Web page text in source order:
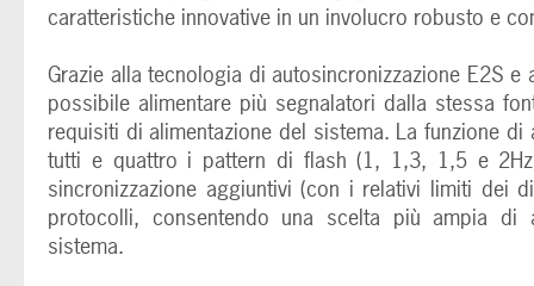
caratteristiche innovative in un involucro robusto e
Grazie alla tecnologia di autosincronizzazione E2S
possibile alimentare più segnalatori dalla stessa
requisiti di alimentazione del sistema. La funzione
tutti e quattro i pattern di flash (1, 1,3, 1,5 e
sincronizzazione aggiuntivi (con i relativi limiti dei
protocolli, consentendo una scelta più ampia di
sistema.